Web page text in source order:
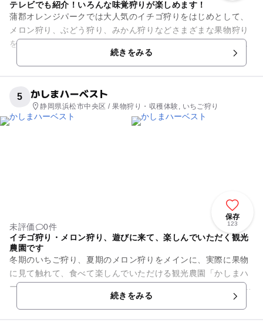
テレビでも紹介！いろんな味覚狩りが楽しめます！
蒲郡オレンジパークでは大人気のイチゴ狩りをはじめとして、
メロン狩り、ぶどう狩り、みかん狩りなどさまざまな果物狩り
を楽しむことができます！また、たくさんの種類の果物狩りを
用意しているので、年中無休...続きをみる
5 かしまハーベスト
静岡県浜松市中央区 / 果物狩り・収穫体験, いちご狩り
保存
123
未評価
0件
イチゴ狩り・メロン狩り、遊びに来て、楽しんでいただく観光
農園です
冬期のいちご狩り、夏期のメロン狩りをメインに、実際に果物
に見て触れて、食べて楽しんでいただける観光農園「かしまハ
ーベスト」。 いちご狩りは有機肥料を使った全ハウス土耕栽
続きをみる